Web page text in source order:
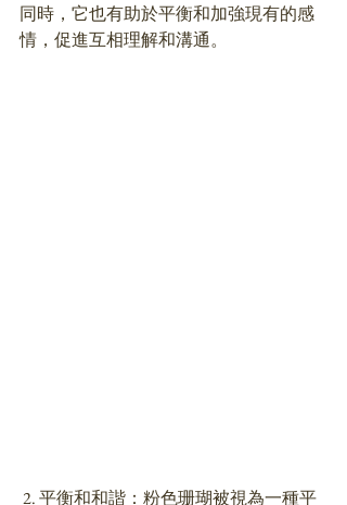
同時，它也有助於平衡和加強現有的感
情，促進互相理解和溝通。